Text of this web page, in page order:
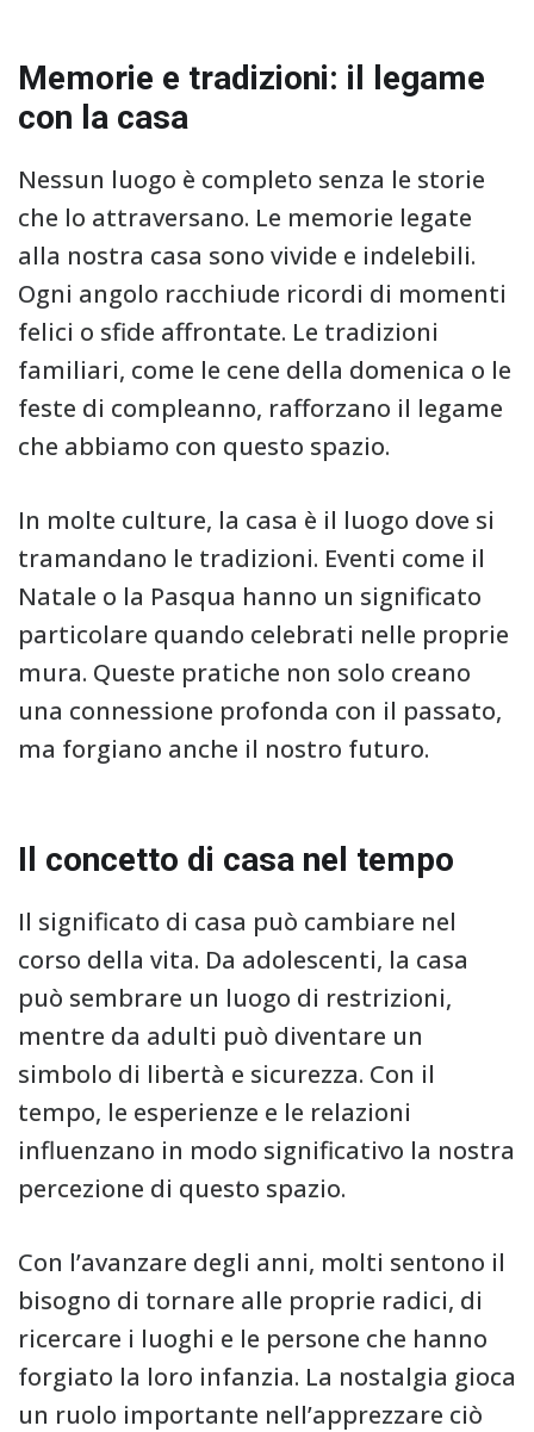
Memorie e tradizioni: il legame
con la casa
Nessun luogo è completo senza le storie
che lo attraversano. Le memorie legate
alla nostra casa sono vivide e indelebili.
Ogni angolo racchiude ricordi di momenti
felici o sfide affrontate. Le tradizioni
familiari, come le cene della domenica o le
feste di compleanno, rafforzano il legame
che abbiamo con questo spazio.
In molte culture, la casa è il luogo dove si
tramandano le tradizioni. Eventi come il
Natale o la Pasqua hanno un significato
particolare quando celebrati nelle proprie
mura. Queste pratiche non solo creano
una connessione profonda con il passato,
ma forgiano anche il nostro futuro.
Il concetto di casa nel tempo
Il significato di casa può cambiare nel
corso della vita. Da adolescenti, la casa
può sembrare un luogo di restrizioni,
mentre da adulti può diventare un
simbolo di libertà e sicurezza. Con il
tempo, le esperienze e le relazioni
influenzano in modo significativo la nostra
percezione di questo spazio.
Con l’avanzare degli anni, molti sentono il
bisogno di tornare alle proprie radici, di
ricercare i luoghi e le persone che hanno
forgiato la loro infanzia. La nostalgia gioca
un ruolo importante nell’apprezzare ciò